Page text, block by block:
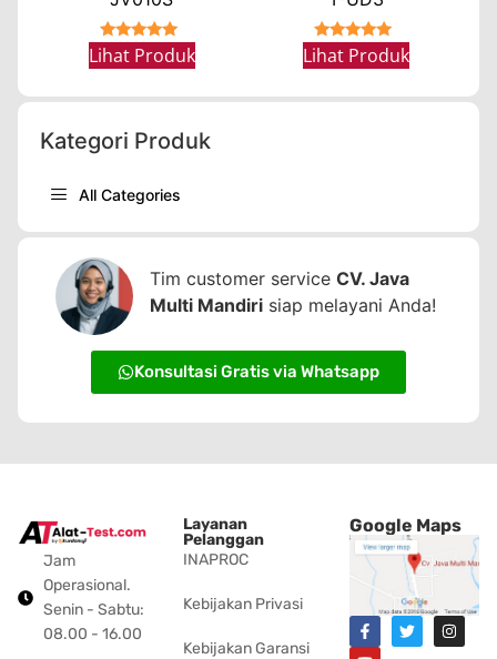
★★★★★
Lihat Produk ★★★★★
Lihat Produk
Kategori Produk
All Categories
Tim customer service CV. Java
Multi Mandiri siap melayani Anda!
Konsultasi Gratis via Whatsapp
Jam
Operasional.
Senin - Sabtu:
08.00 - 16.00
Layanan
Pelanggan
INAPROC
Kebijakan Privasi
Kebijakan Garansi
Google Maps